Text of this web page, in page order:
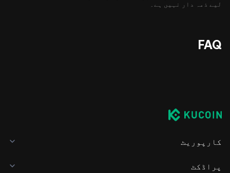
لیے ذمہ دار نہیں ہے۔
FAQ
کارپوریٹ
پراڈکٹ